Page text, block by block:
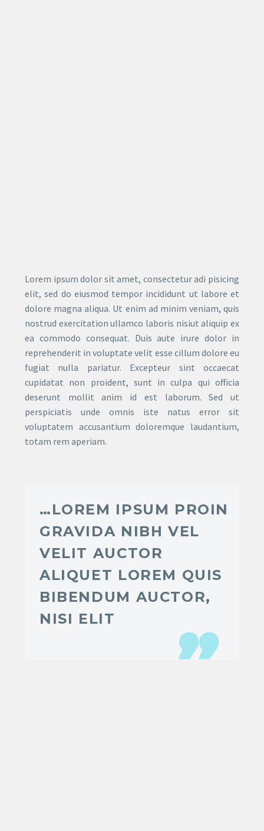
Lorem ipsum dolor sit amet, consectetur adi pisicing
elit, sed do eiusmod tempor incididunt ut labore et
dolore magna aliqua. Ut enim ad minim veniam, quis
nostrud exercitation ullamco laboris nisiut aliquip ex
ea commodo consequat. Duis aute irure dolor in
reprehenderit in voluptate velit esse cillum dolore eu
fugiat nulla pariatur. Excepteur sint occaecat
cupidatat non proident, sunt in culpa qui officia
deserunt mollit anim id est laborum. Sed ut
perspiciatis unde omnis iste natus error sit
voluptatem accusantium doloremque laudantium,
totam rem aperiam.
…LOREM IPSUM PROIN
GRAVIDA NIBH VEL
VELIT AUCTOR
ALIQUET LOREM QUIS
BIBENDUM AUCTOR,
NISI ELIT